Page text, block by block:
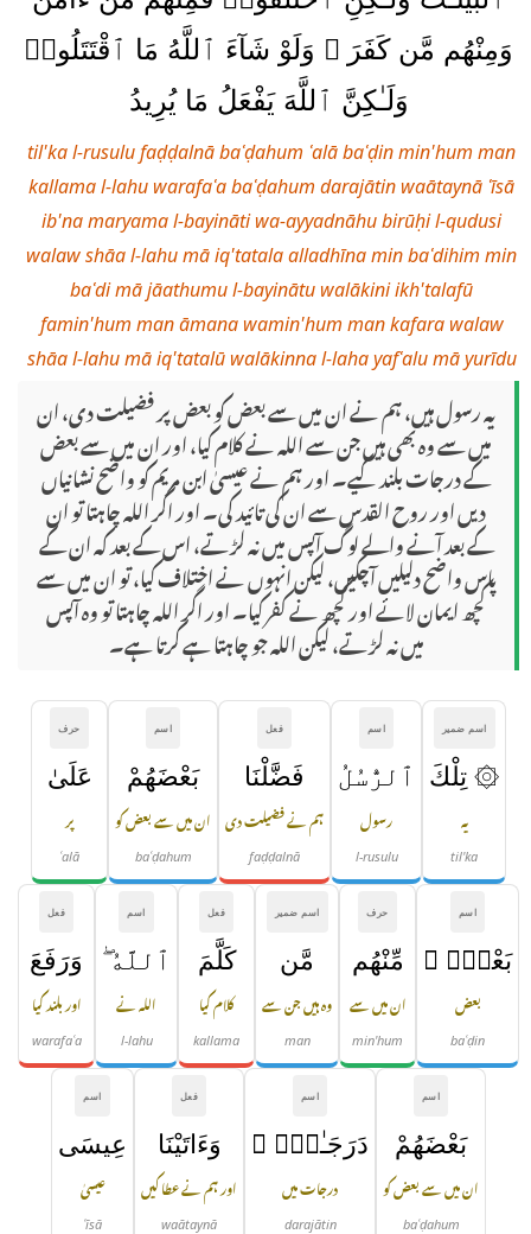
وَمِنْهُم مَّن كَفَرَ ۚ وَلَوْ شَآءَ ٱللَّهُ مَا ٱقْتَتَلُوا۟
وَلَـٰكِنَّ ٱللَّهَ يَفْعَلُ مَا يُرِيدُ
til'ka l-rusulu faḍḍalnā baʿḍahum ʿalā baʿḍin min'hum man
kallama l-lahu warafaʿa baʿḍahum darajātin waātaynā ʿīsā
ib'na maryama l-bayināti wa-ayyadnāhu birūḥi l-qudusi
walaw shāa l-lahu mā iq'tatala alladhīna min baʿdihim min
baʿdi mā jāathumu l-bayinātu walākini ikh'talafū
famin'hum man āmana wamin'hum man kafara walaw
shāa l-lahu mā iq'tatalū walākinna l-laha yafʿalu mā yurīdu
یہ رسول ہیں، ہم نے ان میں سے بعض کو بعض پر فضیلت دی، ان
میں سے وہ بھی ہیں جن سے اللہ نے کلام کیا، اور ان میں سے بعض
کے درجات بلند کیے۔ اور ہم نے عیسیٰ ابن مریم کو واضح نشانیاں
دیں اور روح القدس سے ان کی تائید کی۔ اور اگر اللہ چاہتا تو ان
کے بعد آنے والے لوگ آپس میں نہ لڑتے، اس کے بعد کہ ان کے
پاس واضح دلیلیں آچکیں، لیکن انہوں نے اختلاف کیا، تو ان میں سے
کچھ ایمان لائے اور کچھ نے کفر کیا۔ اور اگر اللہ چاہتا تو وہ آپس
میں نہ لڑتے، لیکن اللہ جو چاہتا ہے کرتا ہے۔
اسم ضمیر
۞ تِلْكَ
یہ
til'ka
اسم
ٱلرُّسُلُ
رسول
l-rusulu
فعل
فَضَّلْنَا
ہم نے فضیلت دی
faḍḍalnā
اسم
بَعْضَهُمْ
ان میں سے بعض کو
baʿḍahum
حرف
عَلَىٰ
پر
ʿalā
اسم
بَعْضٍۢ ۘ
بعض
baʿḍin
حرف
مِّنْهُم
ان میں سے
min'hum
اسم ضمیر
مَّن
وہ ہیں جن سے
man
فعل
كَلَّمَ
کلام کیا
kallama
اسم
ٱللَّهُ ۖ
اللہ نے
l-lahu
فعل
وَرَفَعَ
اور بلند کیا
warafaʿa
اسم
بَعْضَهُمْ
ان میں سے بعض کو
baʿḍahum
اسم
دَرَجَـٰتٍۢ ۚ
درجات میں
darajātin
فعل
وَءَاتَيْنَا
اور ہم نے عطا کیں
waātaynā
اسم
عِيسَى
عیسیٰ
ʿīsā